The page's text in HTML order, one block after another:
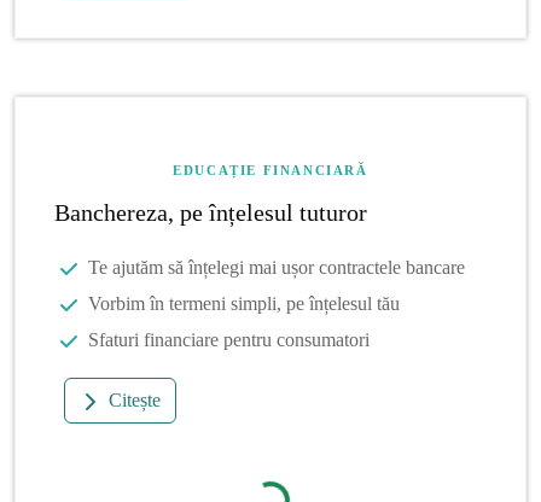
EDUCAȚIE FINANCIARĂ
Banchereza, pe înțelesul tuturor
Te ajutăm să înțelegi mai ușor contractele bancare
Vorbim în termeni simpli, pe înțelesul tău
Sfaturi financiare pentru consumatori
Citește